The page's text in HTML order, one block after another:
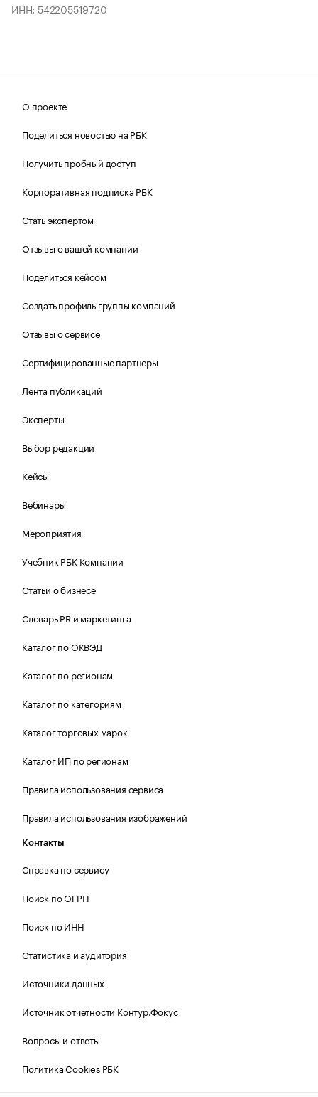
ИНН: 542205519720
О проекте
Поделиться новостью на РБК
Получить пробный доступ
Корпоративная подписка РБК
Стать экспертом
Отзывы о вашей компании
Поделиться кейсом
Создать профиль группы компаний
Отзывы о сервисе
Сертифицированные партнеры
Лента публикаций
Эксперты
Выбор редакции
Кейсы
Вебинары
Мероприятия
Учебник РБК Компании
Статьи о бизнесе
Словарь PR и маркетинга
Каталог по ОКВЭД
Каталог по регионам
Каталог по категориям
Каталог торговых марок
Каталог ИП по регионам
Правила использования сервиса
Правила использования изображений
Контакты
Справка по сервису
Поиск по ОГРН
Поиск по ИНН
Статистика и аудитория
Источники данных
Источник отчетности Контур.Фокус
Вопросы и ответы
Политика Cookies РБК